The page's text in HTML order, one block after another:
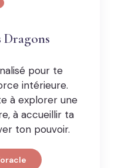
Dragons
pour te
intérieure.
à explorer une
à accueillir ta
ton pouvoir.